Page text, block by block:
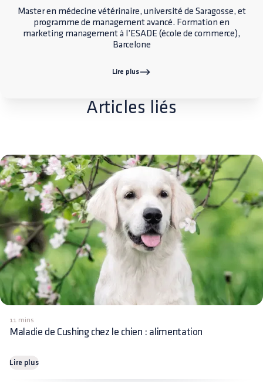
Master en médecine vétérinaire, université de Saragosse, et
programme de management avancé. Formation en
marketing management à l’ESADE (école de commerce),
Barcelone
Lire plus
Articles liés
11 mins
Maladie de Cushing chez le chien : alimentation
Lire plus